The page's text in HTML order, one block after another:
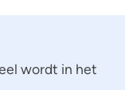
wordt in het